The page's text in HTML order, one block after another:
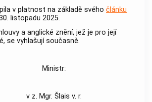
v platnost na základě svého článku
listopadu 2025.
a anglické znění, jež je pro její
se vyhlašují současně.
Ministr:
v z. Mgr. Šlais v. r.